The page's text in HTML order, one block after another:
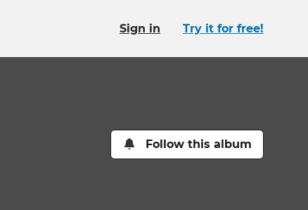
Sign in Try it for free!
Follow this album